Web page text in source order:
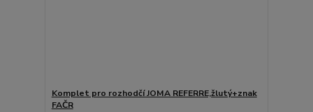
Komplet pro rozhodčí JOMA REFERRE,žlutý+znak
FAČR